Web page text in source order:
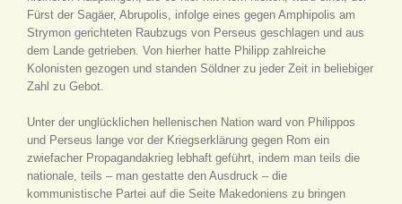
Fürst der Sagäer, Abrupolis, infolge eines gegen Amphipolis am
Strymon gerichteten Raubzugs von Perseus geschlagen und aus
dem Lande getrieben. Von hierher hatte Philipp zahlreiche
Kolonisten gezogen und standen Söldner zu jeder Zeit in beliebiger
Zahl zu Gebot.
Unter der unglücklichen hellenischen Nation ward von Philippos
und Perseus lange vor der Kriegserklärung gegen Rom ein
zwiefacher Propagandakrieg lebhaft geführt, indem man teils die
nationale, teils – man gestatte den Ausdruck – die
kommunistische Partei auf die Seite Makedoniens zu bringen